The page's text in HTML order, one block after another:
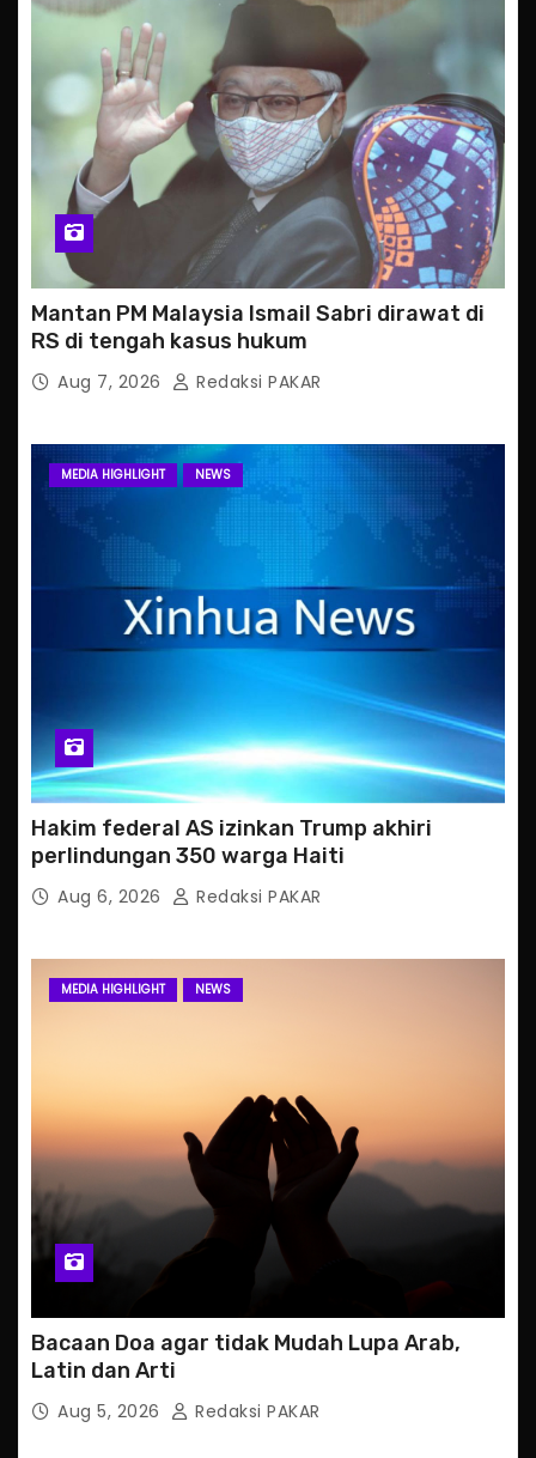
Mantan PM Malaysia Ismail Sabri dirawat di
RS di tengah kasus hukum
Aug 7, 2026 Redaksi PAKAR
MEDIA HIGHLIGHT NEWS
Hakim federal AS izinkan Trump akhiri
perlindungan 350 warga Haiti
Aug 6, 2026 Redaksi PAKAR
MEDIA HIGHLIGHT NEWS
Bacaan Doa agar tidak Mudah Lupa Arab,
Latin dan Arti
Aug 5, 2026 Redaksi PAKAR